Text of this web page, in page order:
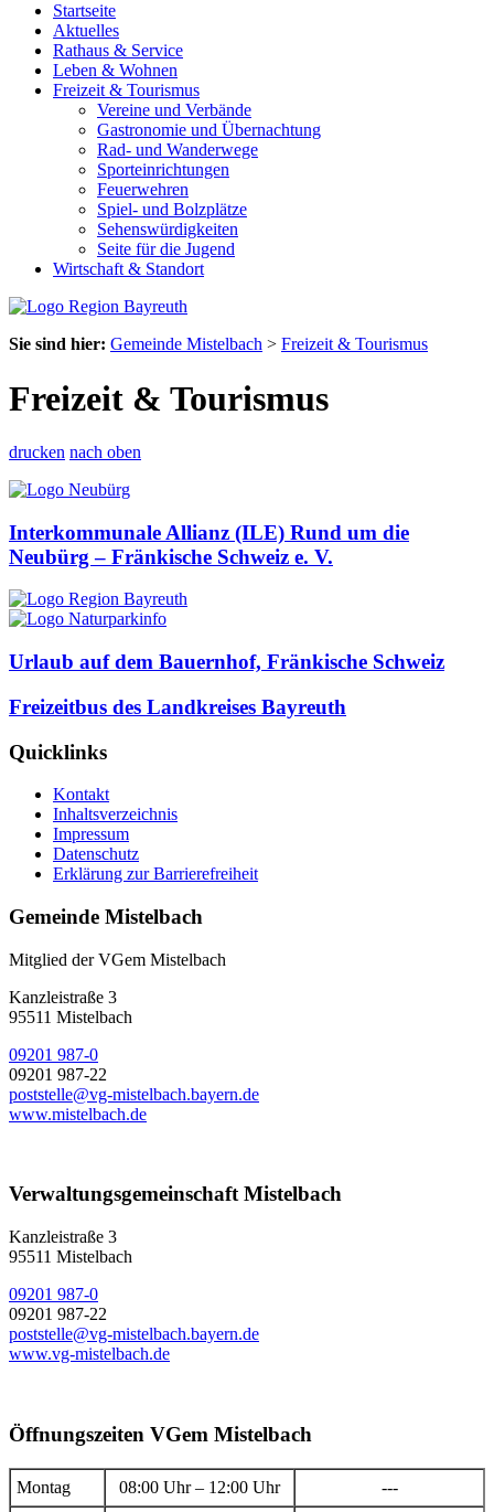
Startseite
Aktuelles
Rathaus & Service
Leben & Wohnen
Freizeit & Tourismus
Vereine und Verbände
Gastronomie und Übernachtung
Rad- und Wanderwege
Sporteinrichtungen
Feuerwehren
Spiel- und Bolzplätze
Sehenswürdigkeiten
Seite für die Jugend
Wirtschaft & Standort
Sie sind hier: Gemeinde Mistelbach > Freizeit & Tourismus
Freizeit & Tourismus
drucken nach oben
Interkommunale Allianz (ILE) Rund um die
Neubürg – Fränkische Schweiz e. V.
Urlaub auf dem Bauernhof, Fränkische Schweiz
Freizeitbus des Landkreises Bayreuth
Quicklinks
Kontakt
Inhaltsverzeichnis
Impressum
Datenschutz
Erklärung zur Barrierefreiheit
Gemeinde Mistelbach
Mitglied der VGem Mistelbach
Kanzleistraße 3
95511 Mistelbach
09201 987-0
09201 987-22
poststelle@vg-mistelbach.bayern.de
www.mistelbach.de
Verwaltungsgemeinschaft Mistelbach
Kanzleistraße 3
95511 Mistelbach
09201 987-0
09201 987-22
poststelle@vg-mistelbach.bayern.de
www.vg-mistelbach.de
Öffnungszeiten VGem Mistelbach
Montag 08:00 Uhr – 12:00 Uhr ---